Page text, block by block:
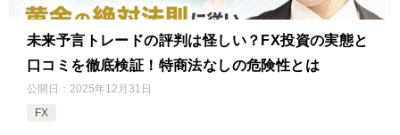
未来予言トレードの評判は怪しい？FX投資の実態と
口コミを徹底検証！特商法なしの危険性とは
公開日： 2025年12月31日
FX